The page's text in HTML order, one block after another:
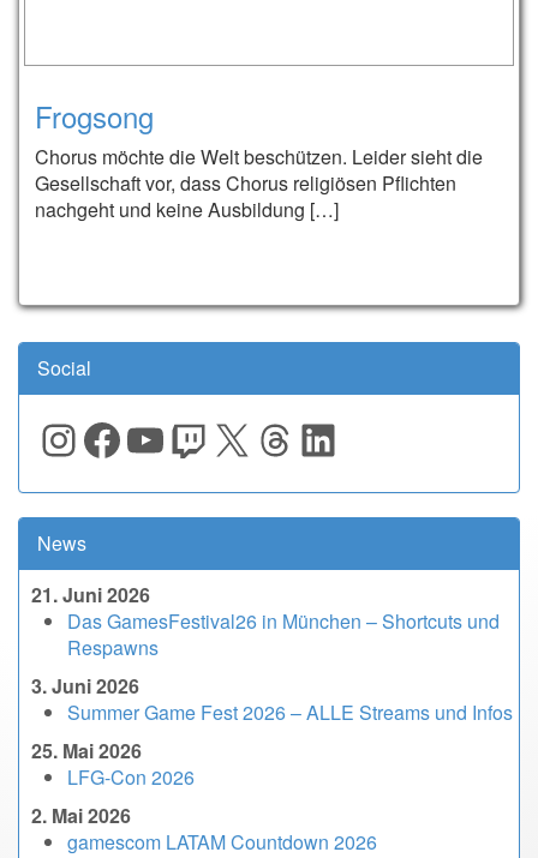
Frogsong
Chorus möchte die Welt beschützen. Leider sieht die
Gesellschaft vor, dass Chorus religiösen Pflichten
nachgeht und keine Ausbildung […]
Social
Instagram
Facebook
YouTube
Twitch
X Threads
LinkedIn
News
21. Juni 2026
Das GamesFestival26 in München – Shortcuts und
Respawns
3. Juni 2026
Summer Game Fest 2026 – ALLE Streams und Infos
25. Mai 2026
LFG-Con 2026
2. Mai 2026
gamescom LATAM Countdown 2026